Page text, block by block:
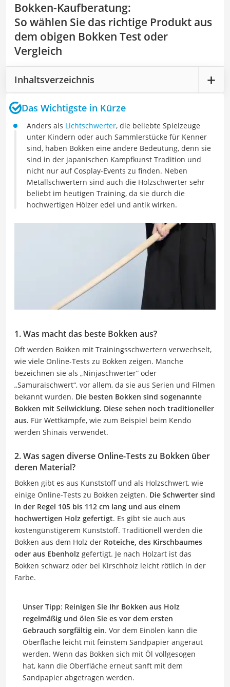
Bokken-Kaufberatung:
So wählen Sie das richtige Produkt aus
dem obigen Bokken Test oder
Vergleich
Inhaltsverzeichnis
Das Wichtigste in Kürze
Anders als Lichtschwerter, die beliebte Spielzeuge
unter Kindern oder auch Sammlerstücke für Kenner
sind, haben Bokken eine andere Bedeutung, denn sie
sind in der japanischen Kampfkunst Tradition und
nicht nur auf Cosplay-Events zu finden. Neben
Metallschwertern sind auch die Holzschwerter sehr
beliebt im heutigen Training, da sie durch die
hochwertigen Hölzer edel und antik wirken.
1. Was macht das beste Bokken aus?
Oft werden Bokken mit Trainingsschwertern verwechselt,
wie viele Online-Tests zu Bokken zeigen. Manche
bezeichnen sie als „Ninjaschwerter“ oder
„Samuraischwert“, vor allem, da sie aus Serien und Filmen
bekannt wurden. Die besten Bokken sind sogenannte
Bokken mit Seilwicklung. Diese sehen noch traditioneller
aus. Für Wettkämpfe, wie zum Beispiel beim Kendo
werden Shinais verwendet.
2. Was sagen diverse Online-Tests zu Bokken über
deren Material?
Bokken gibt es aus Kunststoff und als Holzschwert, wie
einige Online-Tests zu Bokken zeigten. Die Schwerter sind
in der Regel 105 bis 112 cm lang und aus einem
hochwertigen Holz gefertigt. Es gibt sie auch aus
kostengünstigerem Kunststoff. Traditionell werden die
Bokken aus dem Holz der Roteiche, des Kirschbaumes
oder aus Ebenholz gefertigt. Je nach Holzart ist das
Bokken schwarz oder bei Kirschholz leicht rötlich in der
Farbe.
Unser Tipp: Reinigen Sie Ihr Bokken aus Holz
regelmäßig und ölen Sie es vor dem ersten
Gebrauch sorgfältig ein. Vor dem Einölen kann die
Oberfläche leicht mit feinstem Sandpapier angeraut
werden. Wenn das Bokken sich mit Öl vollgesogen
hat, kann die Oberfläche erneut sanft mit dem
Sandpapier abgetragen werden.